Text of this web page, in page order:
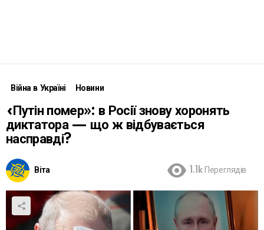
Війна в Україні Новини
«Путін помер»: в Росії знову хоронять
диктатора — що ж відбувається
насправді?
Віта 1.1k Переглядів